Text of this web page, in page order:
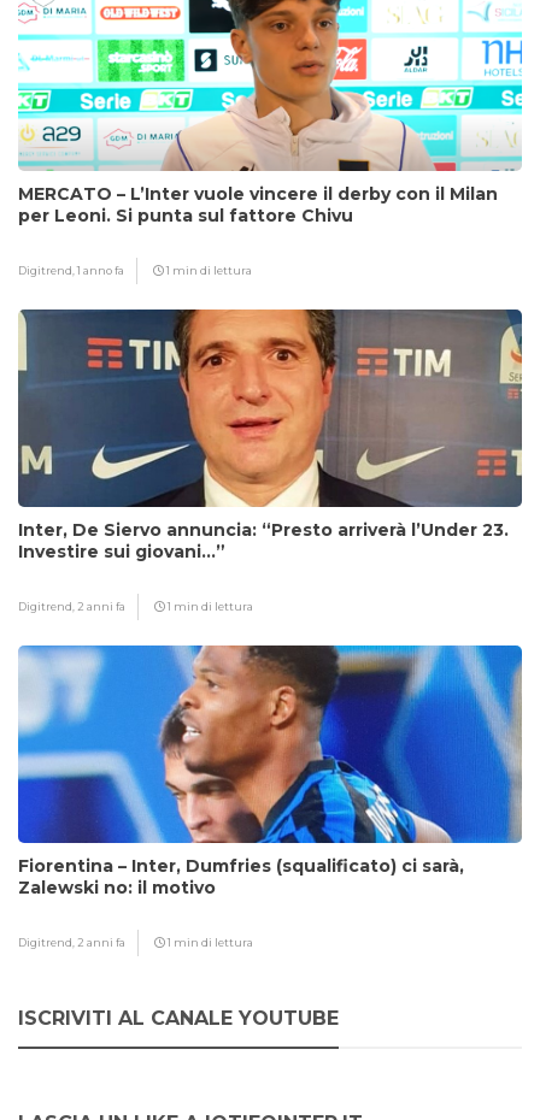
MERCATO – L’Inter vuole vincere il derby con il Milan
per Leoni. Si punta sul fattore Chivu
Digitrend,1 anno fa 1 min di lettura
Inter, De Siervo annuncia: “Presto arriverà l’Under 23.
Investire sui giovani…”
Digitrend, 2 anni fa 1 min di lettura
Fiorentina – Inter, Dumfries (squalificato) ci sarà,
Zalewski no: il motivo
Digitrend, 2 anni fa 1 min di lettura
ISCRIVITI AL CANALE YOUTUBE